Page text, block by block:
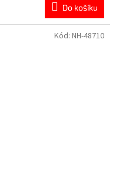
Do košíku
Kód: NH-48710